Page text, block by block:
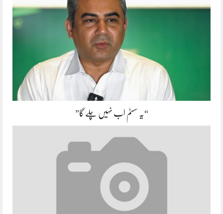
“یہ سسٹم اب نہیں چلے گا”